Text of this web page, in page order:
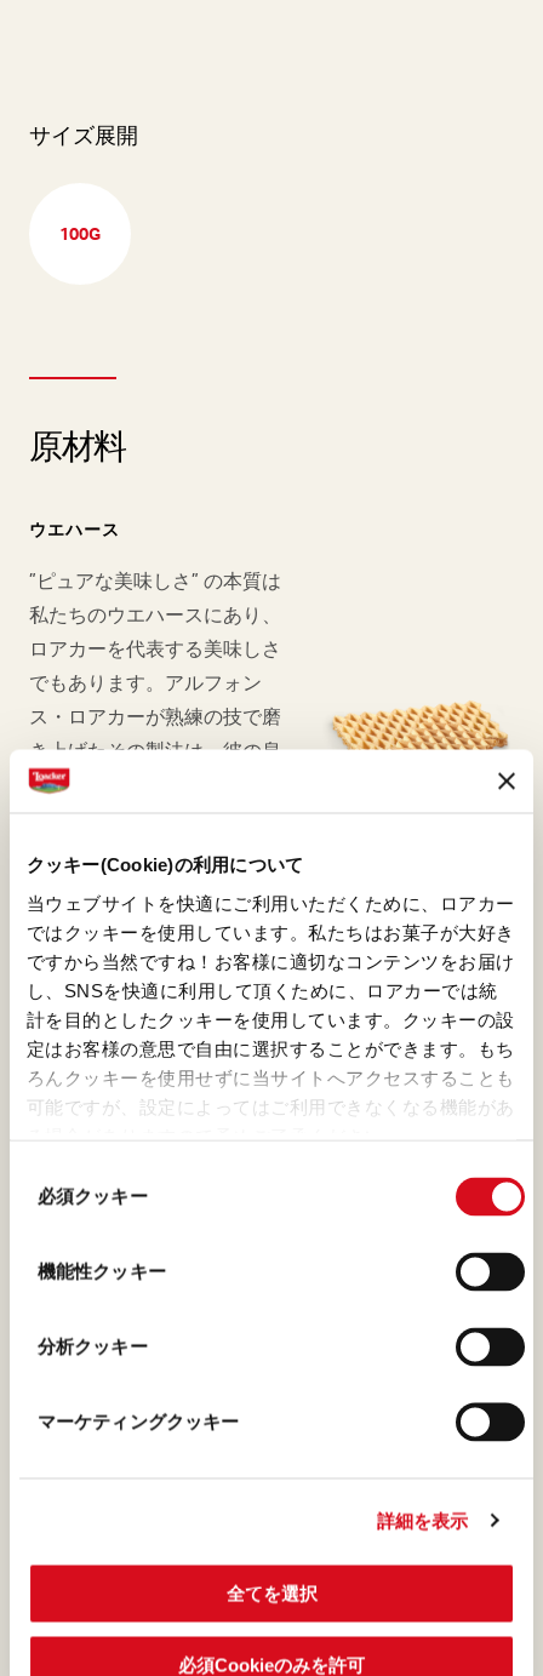
クッキー(Cookie)の利用について
当ウェブサイトを快適にご利用いただくために、ロアカー
ではクッキーを使用しています。私たちはお菓子が大好き
ですから当然ですね！お客様に適切なコンテンツをお届け
し、SNSを快適に利用して頂くために、ロアカーでは統
計を目的としたクッキーを使用しています。クッキーの設
定はお客様の意思で自由に選択することができます。もち
ろんクッキーを使用せずに当サイトへアクセスすることも
可能ですが、設定によってはご利用できなくなる機能があ
必須クッキー
機能性クッキー
分析クッキー
マーケティングクッキー
詳細を表示
全てを選択
必須Cookieのみを許可
サイズ展開
100G
原材料
ウエハース
”ピュアな美味しさ” の本質は
私たちのウエハースにあり、
ロアカーを代表する美味しさ
でもあります。アルフォン
ス・ロアカーが熟練の技で磨
き上げたその製法は、彼の息
子のアーミンに引き継がれて
ミンはそのオリジナルレシピ
い製品も作り出しています。
ヘーゼルナッツ
ヘーゼルナッツと恋に落ちて
ーゼルナッツがイタリア産な
ら、なおさらです。ロアカー
では、香りが豊かなイタリア
産のヘーゼルナッツ以外は考
ョコレート。ほろ苦さの中に
フルーティな味わいと、ほの
かにハチミツの優しい風味が